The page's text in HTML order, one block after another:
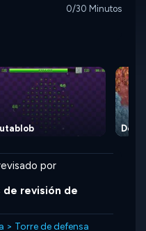
0/30 Minutos
por
de revisión de
> Torre de defensa